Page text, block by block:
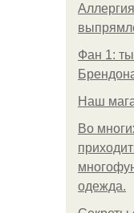
Фан 1:
Нaш
Во
одежда.